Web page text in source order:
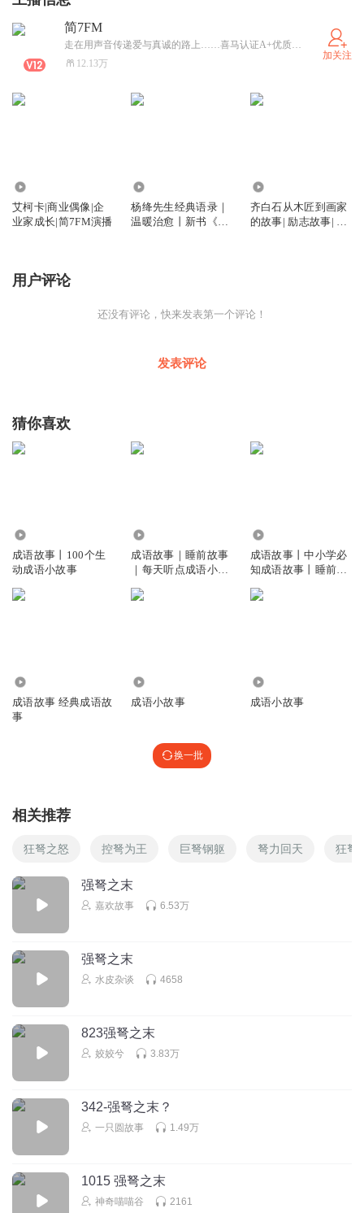
简7FM
走在用声音传递爱与真诚的路上……喜马认证A+优质主播。
12.13万
加关注
艾柯卡|商业偶像|企
业家成长|简7FM演播
杨绛先生经典语录｜
温暖治愈丨新书《小
齐白石从木匠到画家
的故事| 励志故事| 竭
用户评论
还没有评论，快来发表第一个评论！
发表评论
猜你喜欢
成语故事丨100个生
动成语小故事
成语故事｜睡前故事
｜每天听点成语小故
成语故事丨中小学必
知成语故事丨睡前故
成语故事 经典成语故
事
成语小故事 成语小故事
换一批
相关推荐
狂弩之怒 控弩为王 巨弩钢躯 弩力回天 狂弩
强弩之末
嘉欢故事 6.53万
强弩之末
水皮杂谈 4658
823强弩之末
姣姣兮 3.83万
342-强弩之末？
一只圆故事 1.49万
1015 强弩之末
神奇喵喵谷 2161